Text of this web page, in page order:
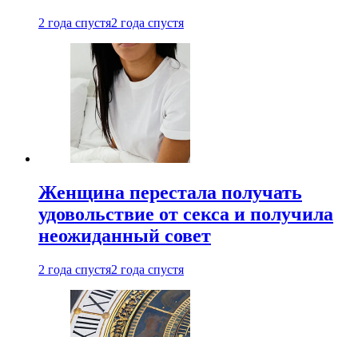
2 года спустя2 года спустя
Женщина перестала получать
удовольствие от секса и получила
неожиданный совет
2 года спустя2 года спустя